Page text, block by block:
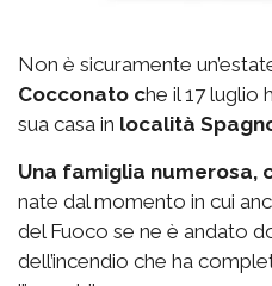
Non è sicuramente
Cocconato che il 17 luglio
sua casa in località
Una famiglia numerosa,
nate dal momento in cui
del Fuoco se ne è andato
dell’incendio che ha